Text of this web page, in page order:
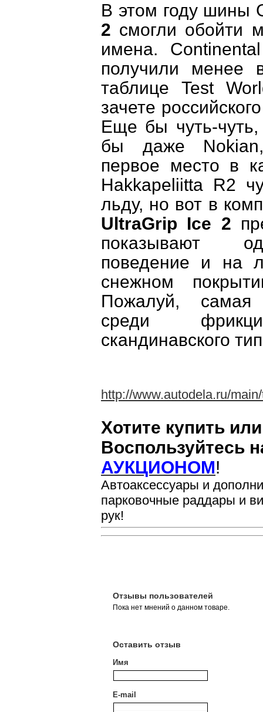
В этом году шины
2 смогли обойти
имена. Continental
получили менее
таблице Test
зачете
Еще бы чуть-
бы даже Nokian
первое место в
Hakkapeliitta R2
льду, но вот в
UltraGrip Ice 2
показывают
поведение и на
снежном
Пожалуй,
среди
скандинавского
http://www.autodela.ru/
Хотите купить
Воспользуйтесь
АУКЦИОНОМ!
Автоаксессуары и
парковочные раддары и
рук!
Отзывы пользователей
Пока нет мнений о данном товаре.
Оставить отзыв
Имя
E-mail